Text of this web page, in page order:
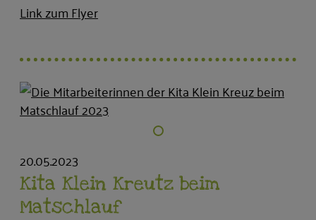
Link zum Flyer
20.05.2023
Kita Klein Kreutz beim
Matschlauf